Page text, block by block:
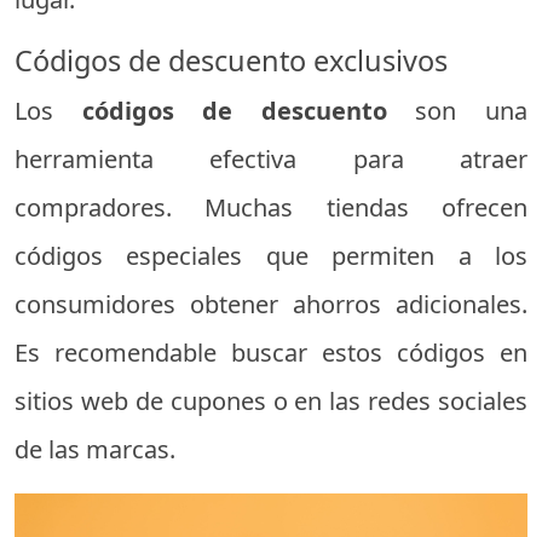
Códigos de descuento exclusivos
Los códigos de descuentoson una
herramienta efectiva para atraer
compradores. Muchas tiendas ofrecen
códigos especiales que permiten a los
consumidores obtener ahorros adicionales.
Es recomendable buscar estos códigos en
sitios web de cupones o en las redes sociales
de las marcas.